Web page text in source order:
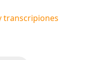
transcripiones